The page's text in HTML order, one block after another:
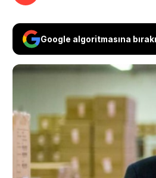
Google algoritmasına